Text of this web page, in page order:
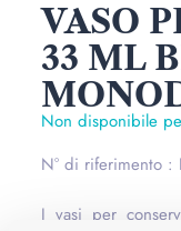
VASO
33 ML
Non disponibile
N° di riferimento :
I vasi per